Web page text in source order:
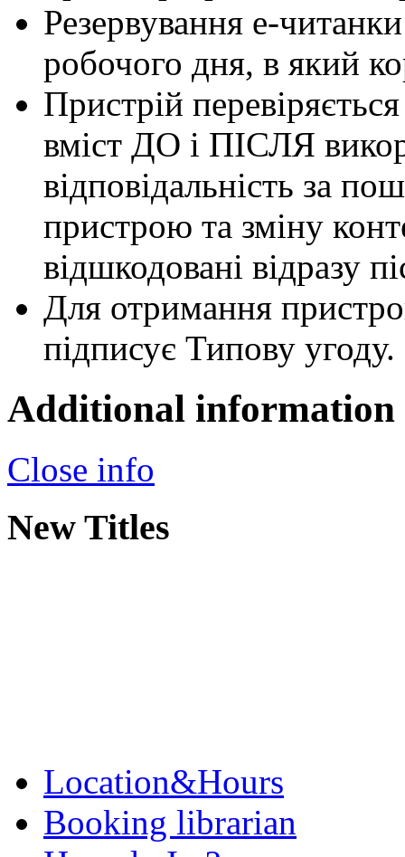
Резервування е-
робочого дня, в який
Пристрій
вміст ДО і ПІСЛЯ
відповідальність за
пристрою та зміну
відшкодовані відразу
Для отримання
підписує Типову угоду.
Additional information
Close info
New Titles
Location&Hours
Booking librarian